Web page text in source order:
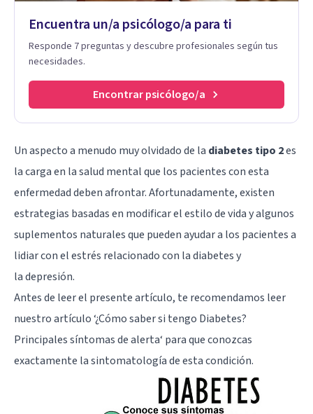
Encuentra un/a psicólogo/a para ti
Responde 7 preguntas y descubre profesionales según tus
necesidades.
Encontrar psicólogo/a
Un aspecto a menudo muy olvidado de la diabetes tipo 2es
la carga en la salud mental que los pacientes con esta
enfermedad deben afrontar. Afortunadamente, existen
estrategias basadas en modificar el estilo de vida y algunos
suplementos naturales que pueden ayudar a los pacientes a
lidiar con el estrés relacionado con la diabetes y
ladepresión.
Antes de leer el presente artículo, te recomendamos leer
nuestro artículo ‘¿Cómo saber si tengo Diabetes?
Principales síntomas de alerta‘ para que conozcas
exactamente la sintomatología de esta condición.